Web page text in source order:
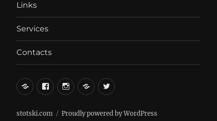
Links
Services
Contacts
вКонтакте
FacebookInstagramLiveJournal
Twitter
stotski.com Proudly powered by WordPress